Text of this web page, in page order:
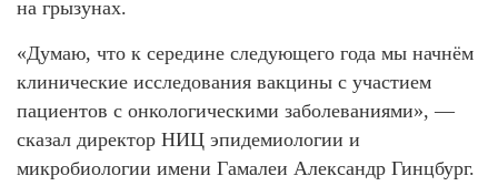
на грызунах.
«Думаю, что к середине следующего года мы начнём
клинические исследования вакцины с участием
пациентов с онкологическими заболеваниями», —
сказал директор НИЦ эпидемиологии и
микробиологии имени Гамалеи Александр Гинцбург.